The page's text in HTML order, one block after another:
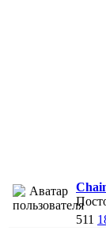
511